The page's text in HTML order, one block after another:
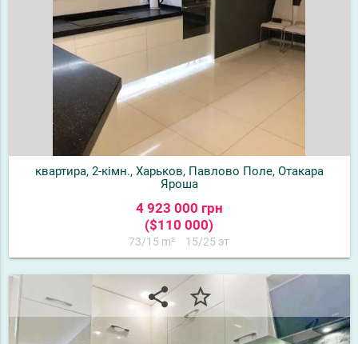
квартира, 2-кімн., Харьков, Павлово Поле, Отакара
Яроша
4 923 000 грн
($110 000)
73/15 m² 15/25 эт
share star_border